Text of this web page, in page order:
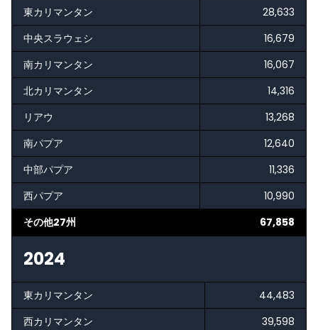
東カリマンタン
28,633
中央スラウェシ
16,679
南カリマンタン
16,067
北カリマンタン
14,316
リアウ
13,268
南パプア
12,640
中部パプア
11,336
西パプア
10,990
その他27州
67,858
2024
東カリマンタン
44,483
西カリマンタン
39,598